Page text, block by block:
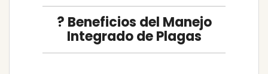
? Beneficios del Manejo
Integrado de Plagas